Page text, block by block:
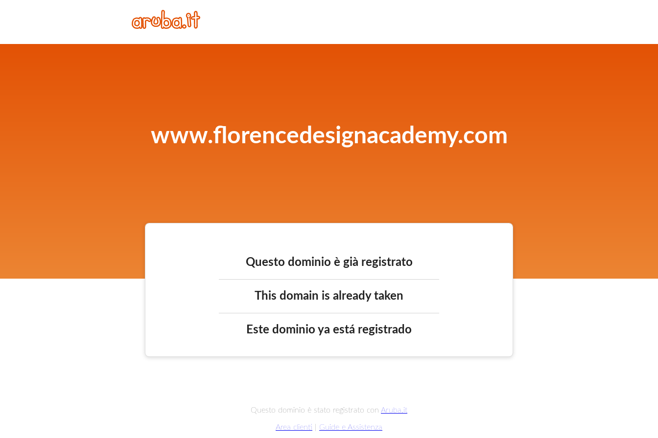
www.florencedesignacademy.com
Questo dominio è già registrato
This domain is already taken
Este dominio ya está registrado
Questo dominio è stato registrato con Aruba.it
Area clienti Guide e Assistenza